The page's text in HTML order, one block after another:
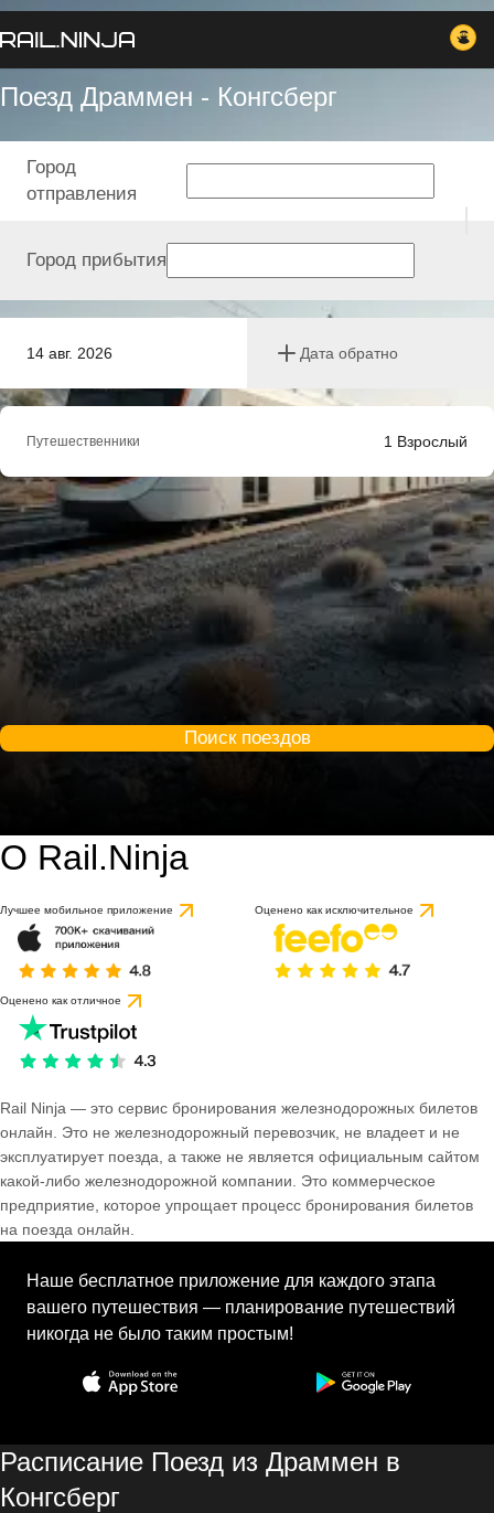
Поезд Драммен - Конгсберг
14 авг. 2026 Дата обратно
Город
отправления
Город прибытия
Путешественники 1 Взрослый
Поиск поездов
О Rail.Ninja
Лучшее мобильное приложение Оценено как исключительное
Оценено как отличное
Rail Ninja — это сервис бронирования железнодорожных билетов
онлайн. Это не железнодорожный перевозчик, не владеет и не
эксплуатирует поезда, а также не является официальным сайтом
какой-либо железнодорожной компании. Это коммерческое
предприятие, которое упрощает процесс бронирования билетов
на поезда онлайн.
Наше бесплатное приложение для каждого этапа
вашего путешествия — планирование путешествий
никогда не было таким простым!
Расписание Поезд из Драммен в
Конгсберг